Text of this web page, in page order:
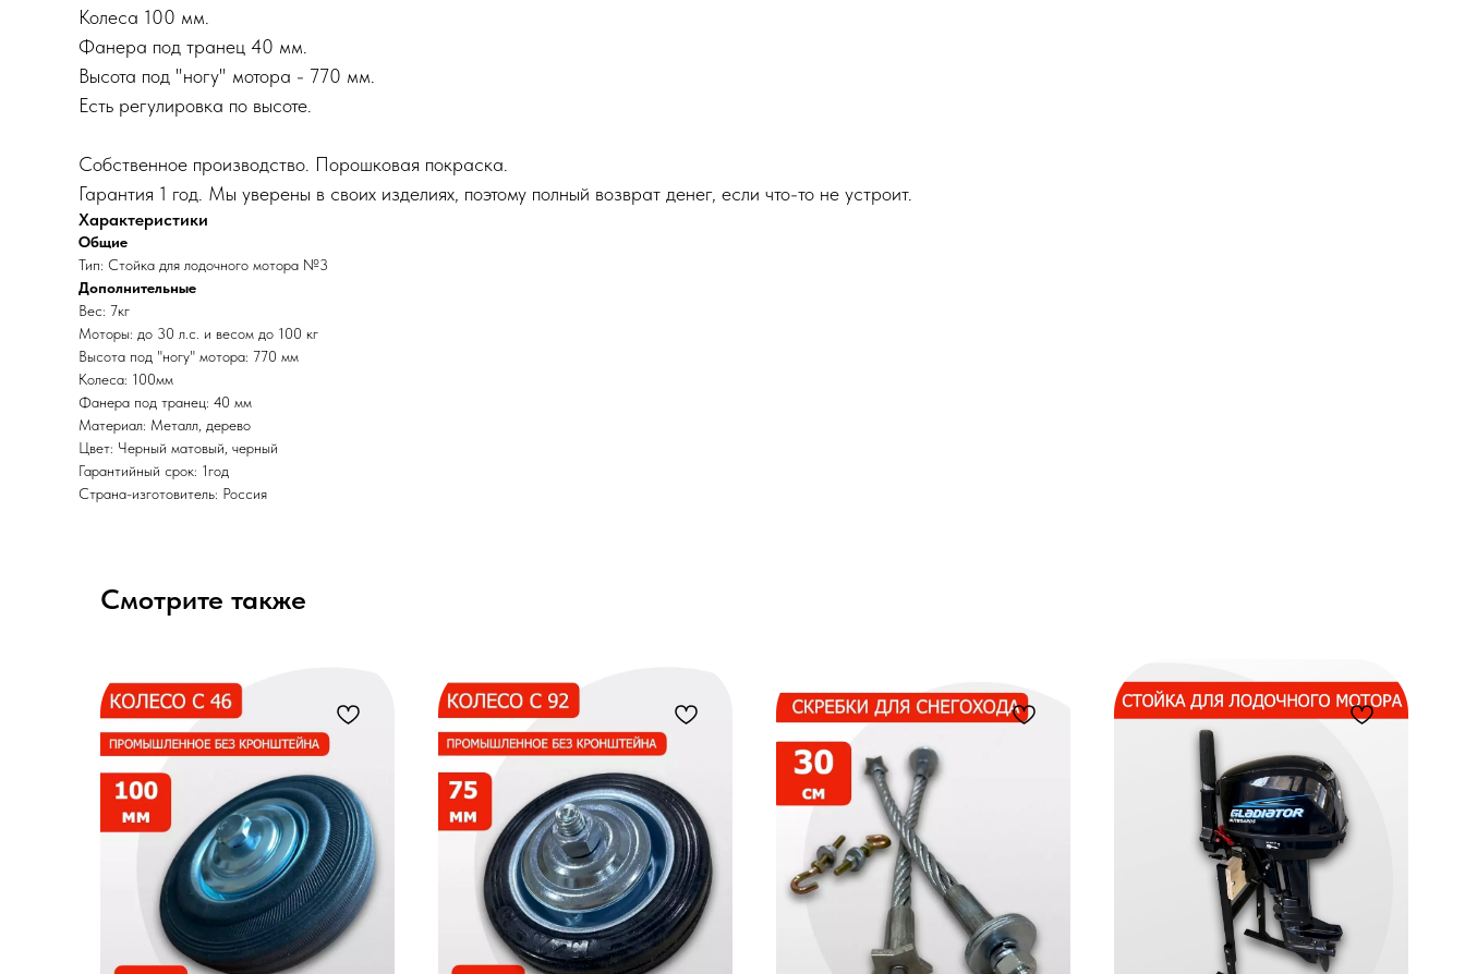
Колеса 100 мм.
Фанера под транец 40 мм.
Высота под "ногу" мотора - 770 мм.
Есть регулировка по высоте.
Собственное производство. Порошковая покраска.
Гарантия 1 год. Мы уверены в своих изделиях, поэтому полный возврат денег, если что-то не устроит.
Характеристики
Общие
Тип: Стойка для лодочного мотора №3
Дополнительные
Вес: 7кг
Моторы: до 30 л.с. и весом до 100 кг
Высота под "ногу" мотора: 770 мм
Колеса: 100мм
Фанера под транец: 40 мм
Материал: Металл, дерево
Цвет: Черный матовый, черный
Гарантийный срок: 1год
Страна-изготовитель: Россия
Смотрите также